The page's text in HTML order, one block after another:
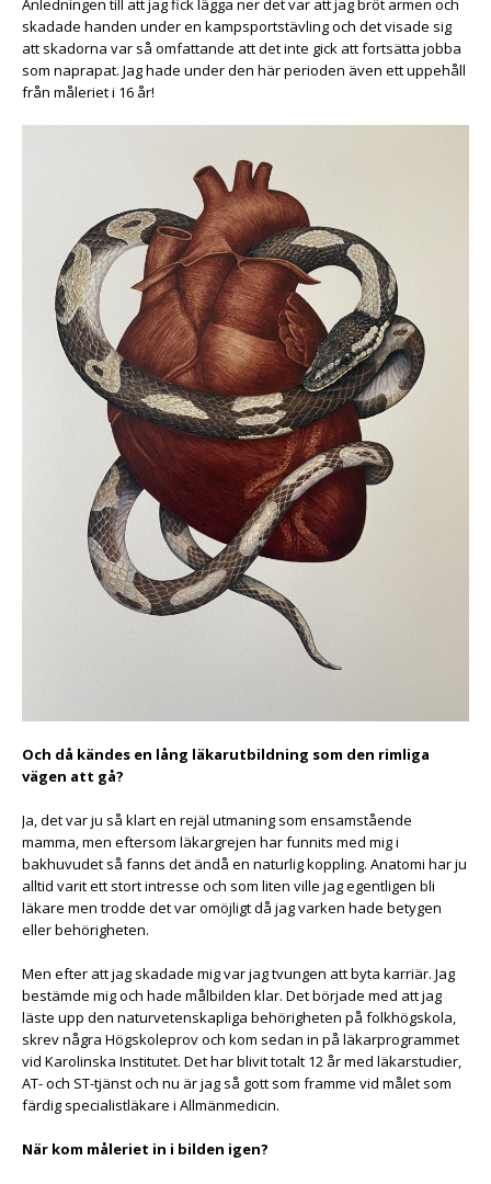
Anledningen till att jag fick lägga ner det var att jag bröt armen och
skadade handen under en kampsportstävling och det visade sig
att skadorna var så omfattande att det inte gick att fortsätta jobba
som naprapat. Jag hade under den här perioden även ett uppehåll
från måleriet i 16 år!
Och då kändes en lång läkarutbildning som den rimliga
vägen att gå?
Ja, det var ju så klart en rejäl utmaning som ensamstående
mamma, men eftersom läkargrejen har funnits med mig i
bakhuvudet så fanns det ändå en naturlig koppling. Anatomi har ju
alltid varit ett stort intresse och som liten ville jag egentligen bli
läkare men trodde det var omöjligt då jag varken hade betygen
eller behörigheten.
Men efter att jag skadade mig var jag tvungen att byta karriär. Jag
bestämde mig och hade målbilden klar. Det började med att jag
läste upp den naturvetenskapliga behörigheten på folkhögskola,
skrev några Högskoleprov och kom sedan in på läkarprogrammet
vid Karolinska Institutet. Det har blivit totalt 12 år med läkarstudier,
AT- och ST-tjänst och nu är jag så gott som framme vid målet som
färdig specialistläkare i Allmänmedicin.
När kom måleriet in i bilden igen?